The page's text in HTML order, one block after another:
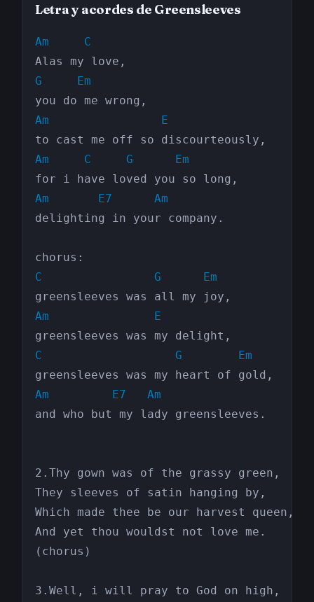
Letra y acordes de Greensleeves
Am
C
G
Em
Am
E
Am
C G
Em
Am
E7
Am
delighting in your company.
C
G
Em
Am
E
C
G
Em
Am
E7
Am
and who but my lady greensleeves.
2.Thy gown was of the grassy green,
They sleeves of satin hanging by,
Which made thee be our harvest queen,
And yet thou wouldst not love me.
(chorus)
3.Well, i will pray to God on high,